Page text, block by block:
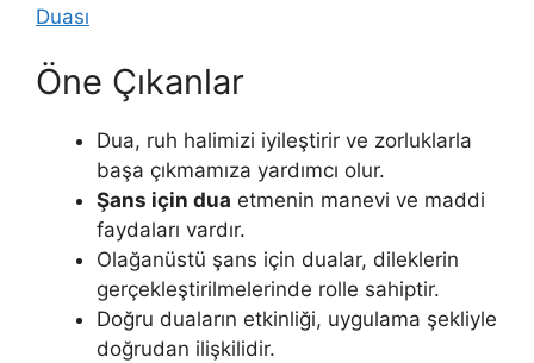
Duası
Öne Çıkanlar
Dua, ruh halimizi iyileştirir ve zorluklarla
başa çıkmamıza yardımcı olur.
Şans için dua etmenin manevi ve maddi
faydaları vardır.
Olağanüstü şans için dualar, dileklerin
gerçekleştirilmelerinde rolle sahiptir.
Doğru duaların etkinliği, uygulama şekliyle
doğrudan ilişkilidir.